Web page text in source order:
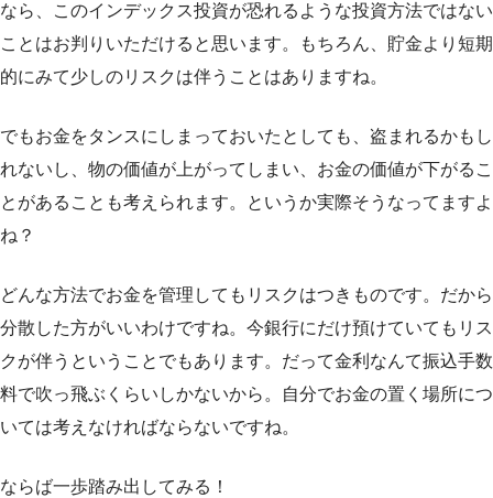
なら、このインデックス投資が恐れるような投資方法ではない
ことはお判りいただけると思います。もちろん、貯金より短期
的にみて少しのリスクは伴うことはありますね。
でもお金をタンスにしまっておいたとしても、盗まれるかもし
れないし、物の価値が上がってしまい、お金の価値が下がるこ
とがあることも考えられます。というか実際そうなってますよ
ね？
どんな方法でお金を管理してもリスクはつきものです。だから
分散した方がいいわけですね。今銀行にだけ預けていてもリス
クが伴うということでもあります。だって金利なんて振込手数
料で吹っ飛ぶくらいしかないから。自分でお金の置く場所につ
いては考えなければならないですね。
ならば一歩踏み出してみる！